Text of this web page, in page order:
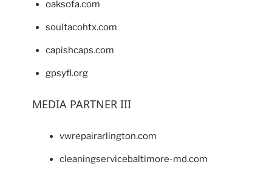
oaksofa.com
soultacohtx.com
capishcaps.com
gpsyfl.org
MEDIA PARTNER III
vwrepairarlington.com
cleaningservicebaltimore-md.com